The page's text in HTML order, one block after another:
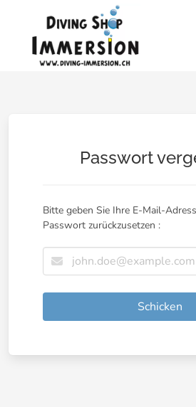
Passwort
Bitte geben Sie Ihre E-Mail-
Passwort zurückzusetzen :
Schicken